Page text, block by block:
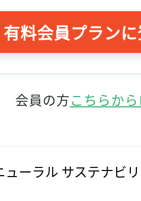
有料会員プラン
会員の方こちらか
ューラル サステナビ